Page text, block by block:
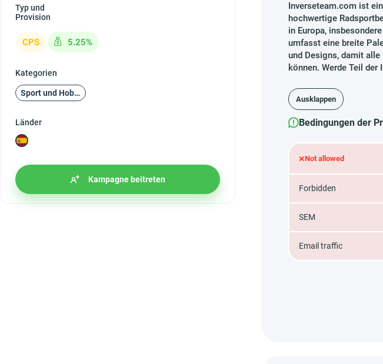
Typ und
Provision
CPS 5.25%
Kategorien
Sport und Hobby
Länder
Kampagne beitreten
Inverseteam.com ist
hochwertige
in Europa,
umfasst eine breite
und Designs, damit
können. Werde Teil der
Ausklappen
Bedingungen der
×Not allowed
Forbidden
SEM
Email traffic